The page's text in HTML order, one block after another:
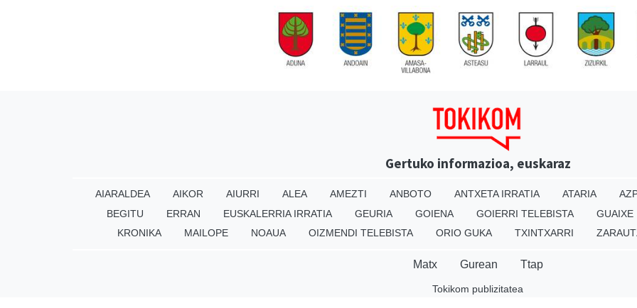
Gertuko informazioa, euskaraz
AIARALDEA AIKOR AIURRI ALEA AMEZTI ANBOTO ANTXETA IRRATIA ATARIA
BEGITU
ERRAN EUSKALERRIA IRRATIA GEURIA GOIENA GOIERRI TELEBISTA GUAIXE
KRONIKA
MAILOPE NOAUA OIZMENDI TELEBISTA ORIO GUKA TXINTXARRI
Matx Gurean Ttap
Tokikom publizitatea